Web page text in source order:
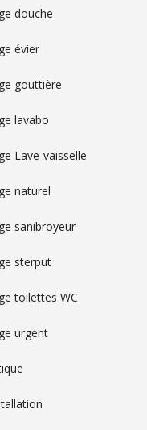
douche
évier
gouttière
lavabo
Lave-vaisselle
naturel
sanibroyeur
sterput
toilettes WC
urgent